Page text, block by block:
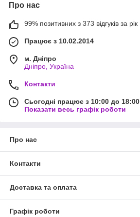
Про нас
99% позитивних з 373 відгуків за рік
Працює з 10.02.2014
м. Дніпро
Дніпро, Україна
Контакти
Сьогодні працює з 10:00 до 18:00
Показати весь графік роботи
Про нас
Контакти
Доставка та оплата
Графік роботи